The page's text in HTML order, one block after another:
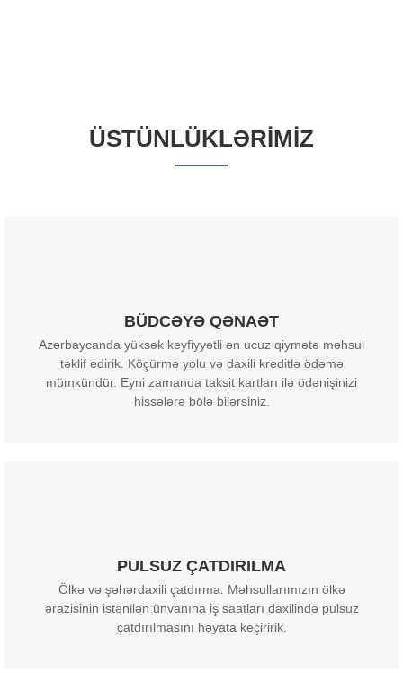
ÜSTÜNLÜKLƏRIMIZ
BÜDCƏYƏ QƏNAƏT
Azərbaycanda yüksək keyfiyyətli ən ucuz qiymətə məhsul
təklif edirik. Köçürmə yolu və daxili kreditlə ödəmə
mümkündür. Eyni zamanda taksit kartları ilə ödənişinizi
hissələrə bölə bilərsiniz.
PULSUZ ÇATDIRILMA
Ölkə və şəhərdaxili çatdırma. Məhsullarımızın ölkə
ərazisinin istənilən ünvanına iş saatları daxilində pulsuz
çatdırılmasını həyata keçiririk.